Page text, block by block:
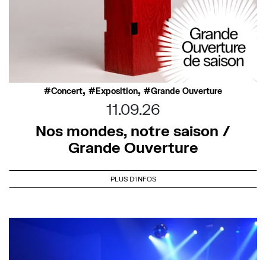
Concert, Exposition, Grande Ouverture
11.09.26
Nos mondes, notre saison /
Grande Ouverture
PLUS D'INFOS